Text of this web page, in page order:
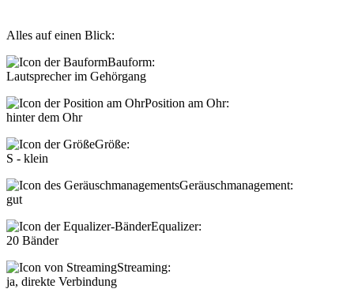
Alles auf einen Blick:
Bauform:
Lautsprecher im Gehörgang
Position am Ohr:
hinter dem Ohr
Größe:
S - klein
Geräuschmanagement:
gut
Equalizer:
20 Bänder
Streaming:
ja, direkte Verbindung